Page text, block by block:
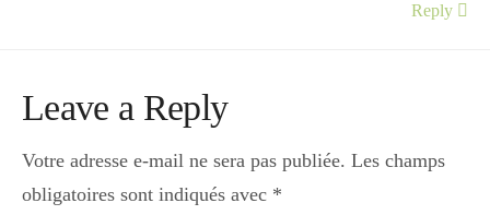
Reply
Leave a Reply
Votre adresse e-mail ne sera pas publiée. Les champs
obligatoires sont indiqués avec *